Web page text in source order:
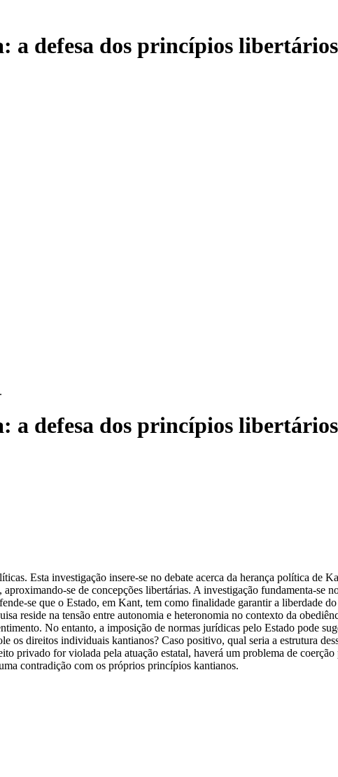
a defesa dos princípios
a defesa dos princípios
Esta investigação insere-se no debate acerca da herança política de
se de concepções libertárias. A investigação fundamenta-se
se que o Estado, em Kant, tem como finalidade garantir a liberdade
reside na tensão entre autonomia e heteronomia no contexto da
No entanto, a imposição de normas jurídicas pelo Estado pode
os direitos individuais kantianos? Caso positivo, qual seria a estrutura
privado for violada pela atuação estatal, haverá um problema de
contradição com os próprios princípios kantianos.